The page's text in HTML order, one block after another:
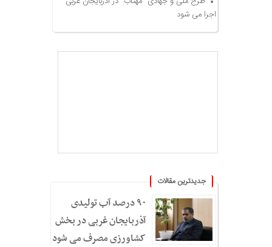
اجرا می شود
جدیدترین مقالات
۹۰ درصد آب تولیدی
آذربایجان غربی در بخش
کشاورزی مصرف می شود؛